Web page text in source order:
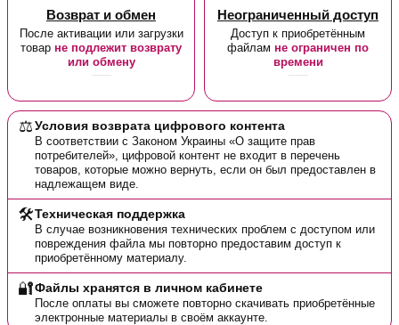
Возврат и обмен
После активации или загрузки
товар не подлежит возврату
или обмену
Неограниченный доступ
Доступ к приобретённым
файлам не ограничен по
времени
⚖️Условия возврата цифрового контента
В соответствии с Законом Украины «О защите прав
потребителей», цифровой контент не входит в перечень
товаров, которые можно вернуть, если он был предоставлен в
надлежащем виде.
🛠️Техническая поддержка
В случае возникновения технических проблем с доступом или
повреждения файла мы повторно предоставим доступ к
приобретённому материалу.
🔐Файлы хранятся в личном кабинете
После оплаты вы сможете повторно скачивать приобретённые
электронные материалы в своём аккаунте.